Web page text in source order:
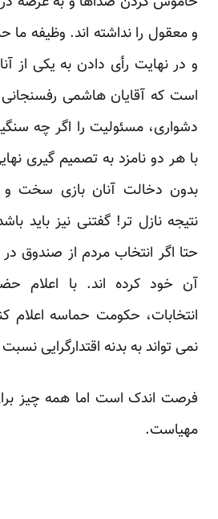
و معقول را نداشته اند. وظیفه ما
و در نهایت رأی دادن به یکی از
است که آقایان هاشمی
دشواری، مسئولیت را اگر چه
با هر دو نامزد به تصمیم گیری
بدون دخالت آنان بازی
نتیجه نازل تر! گفتنی نیز باید
حتا اگر انتخاب مردم از صندوق در
آن خود کرده اند. با اعلام
انتخابات، حکومت حماسه اعلام
نمی تواند به بدنه اقتدارگرایی
فرصت اندک است اما همه چیز
مهیاست.